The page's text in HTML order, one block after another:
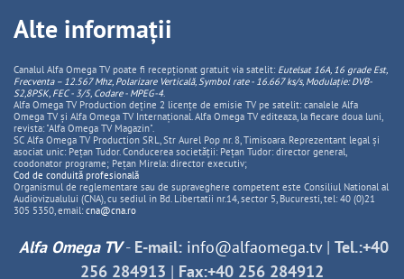
Alte informații
Canalul Alfa Omega TV poate fi recepționat gratuit via satelit: Eutelsat 16A, 16 grade Est,
Frecventa – 12.567 Mhz, PolarizareVerticală, Symbol rate - 16.667 ks/s, Modulație: DVB-
S2,8PSK, FEC - 3/5, Codare - MPEG-4.
Alfa Omega TV Production deține 2 licențe de emisie TV pe satelit: canalele Alfa
Omega TV și Alfa Omega TV Internațional. Alfa Omega TV editeaza, la fiecare doua luni,
revista: "Alfa Omega TV Magazin".
SC Alfa Omega TV Production SRL, Str Aurel Pop nr. 8, Timisoara. Reprezentant legal și
asociat unic: Pețan Tudor. Conducerea societății: Pețan Tudor: director general,
coodonator programe; Pețan Mirela: director executiv;
Cod de conduită profesională
Organismul de reglementare sau de supraveghere competent este Consiliul National al
Audiovizualului (CNA), cu sediul in Bd. Libertatii nr.14, sector 5, Bucuresti, tel: 40 (0)21
305 5350, email: cna@cna.ro
Alfa Omega TV- E-mail: info@alfaomega.tv| Tel.:+40
256 284913 | Fax:+40 256 284912